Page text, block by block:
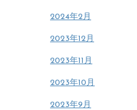
2024年2月
2023年12月
2023年11月
2023年10月
2023年9月